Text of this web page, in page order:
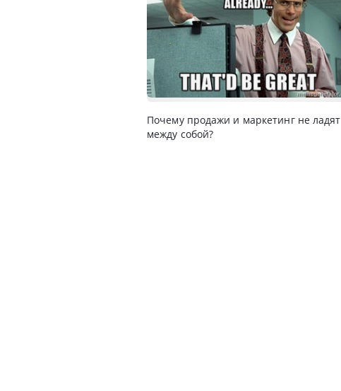
Почему продажи и маркетинг не ладят
между собой?